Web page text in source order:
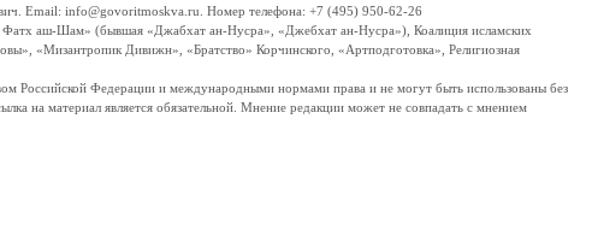
Email: info@govoritmoskva.ru. Номер телефона: +7 (495) 950-62-26
Фатх аш-Шам» (бывшая «Джабхат ан-Нусра», «Джебхат ан-Нусра»), Коалиция исламских
«Мизантропик Дивижн», «Братство» Корчинского, «Артподготовка», Религиозная
Российской Федерации и международными нормами права и не могут быть использованы без
на материал является обязательной. Мнение редакции может не совпадать с мнением